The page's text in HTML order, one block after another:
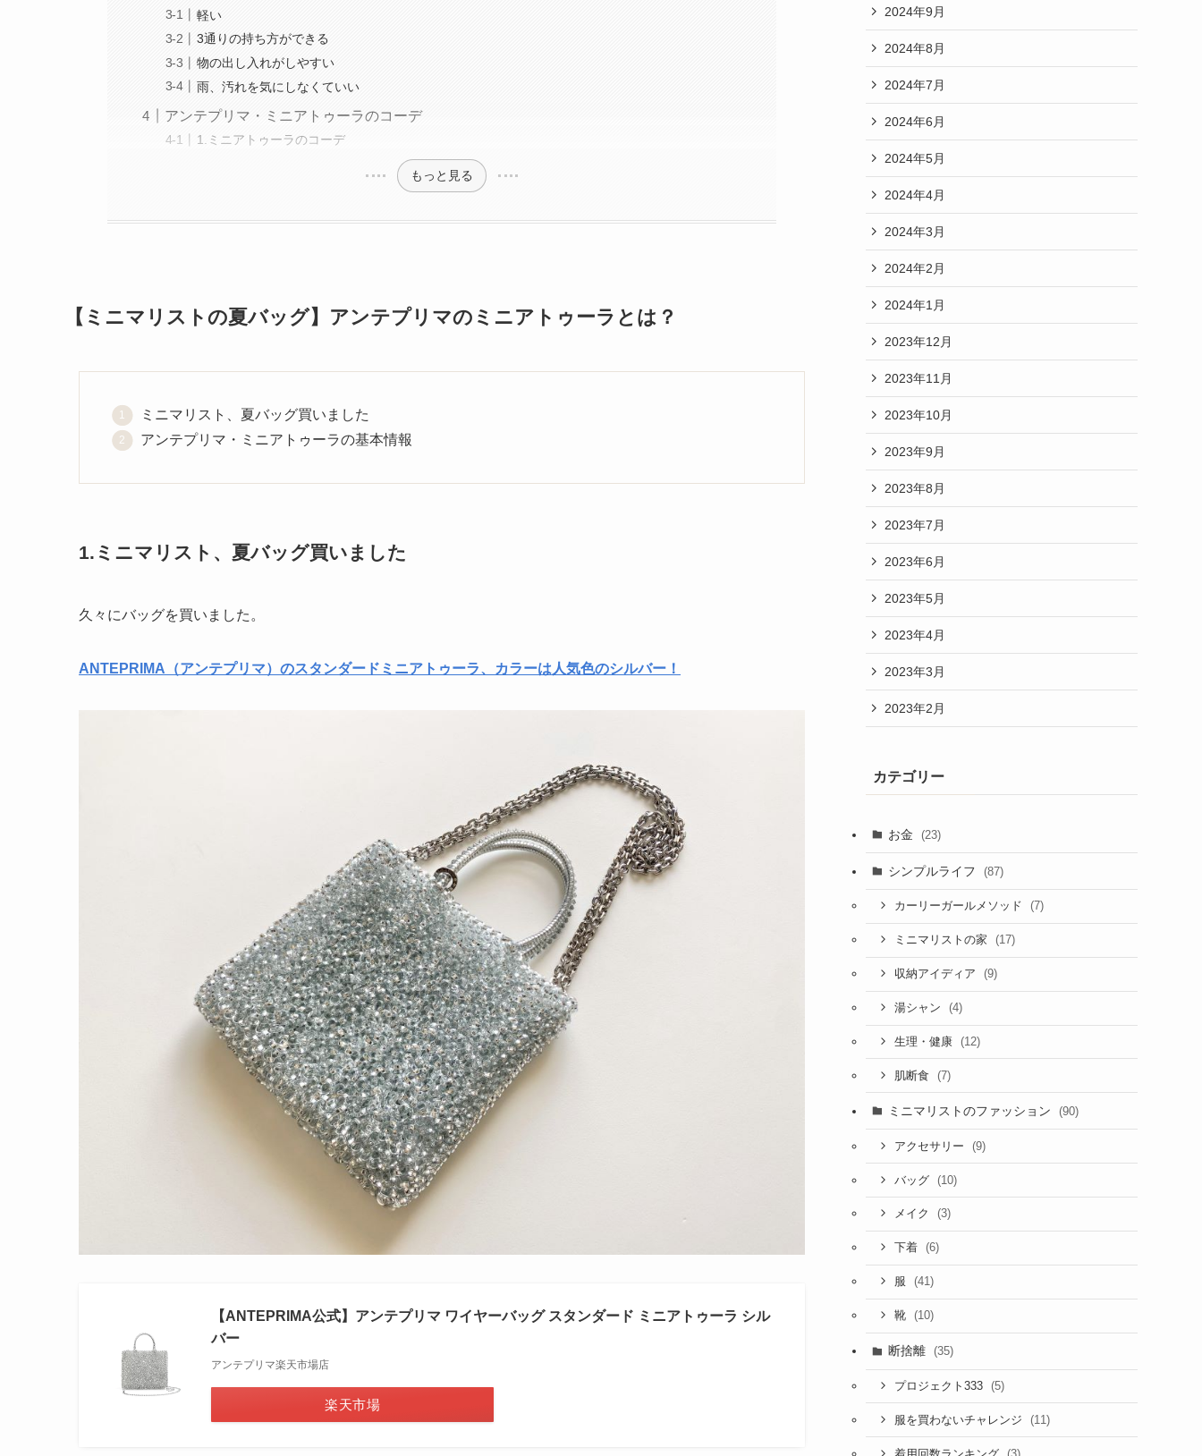
軽い
3通りの持ち方ができる
物の出し入れがしやすい
雨、汚れを気にしなくていい
アンテプリマ・ミニアトゥーラのコーデ
1.ミニアトゥーラのコーデ
もっと見る
【ミニマリストの夏バッグ】アンテプリマのミニアトゥーラとは？
ミニマリスト、夏バッグ買いました
アンテプリマ・ミニアトゥーラの基本情報
1.ミニマリスト、夏バッグ買いました
久々にバッグを買いました。
ANTEPRIMA（アンテプリマ）のスタンダードミニアトゥーラ、カラーは人気色のシルバー！
【ANTEPRIMA公式】アンテプリマ ワイヤーバッグ スタンダード ミニアトゥーラ シル
バー
アンテプリマ楽天市場店
楽天市場
2024年9月
2024年8月
2024年7月
2024年6月
2024年5月
2024年4月
2024年3月
2024年2月
2024年1月
2023年12月
2023年11月
2023年10月
2023年9月
2023年8月
2023年7月
2023年6月
2023年5月
2023年4月
2023年3月
2023年2月
カテゴリー
お金 (23)
シンプルライフ (87)
カーリーガールメソッド (7)
ミニマリストの家 (17)
収納アイディア (9)
湯シャン (4)
生理・健康 (12)
肌断食 (7)
ミニマリストのファッション (90)
アクセサリー (9)
バッグ (10)
メイク (3)
下着 (6)
服 (41)
靴 (10)
断捨離 (35)
プロジェクト333 (5)
服を買わないチャレンジ (11)